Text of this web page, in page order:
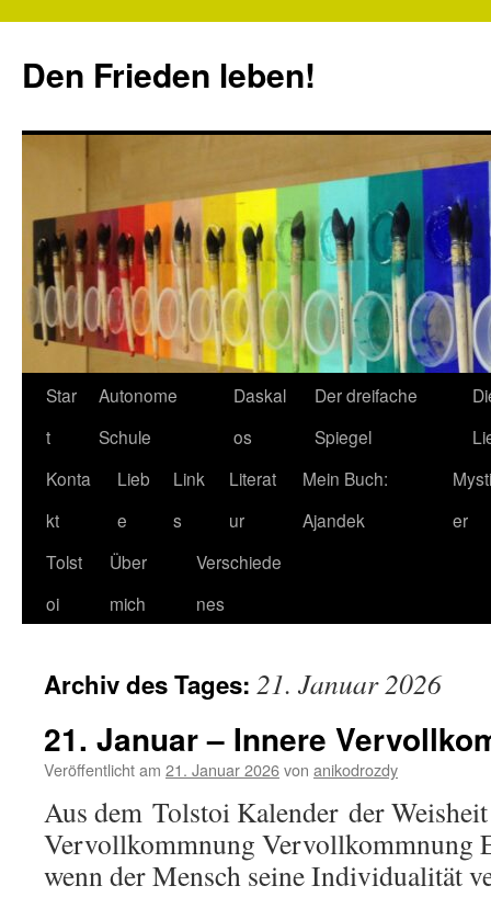
springen
Den Frieden leben!
Star
t
Autonome
Schule
Daskal
os
Der dreifache
Spiegel
Konta
kt
Lieb
e
Link
s
Literat
ur
Mein Buch:
Ajandek
er
Tolst
oi
Über
mich
Verschiede
nes
Archiv des Tages: 21. Januar 2026
21. Januar – Innere
Veröffentlicht am 21. Januar 2026von anikodrozdy
Aus dem Tolstoi Kalender der
Vervollkommnung Vervollkommnung
wenn der Mensch seine Individualität